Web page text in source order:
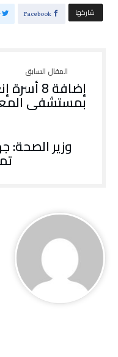
‫‫ شاركها‬ Facebook
إضافة 8
بمستشفى
وزير الصحة: